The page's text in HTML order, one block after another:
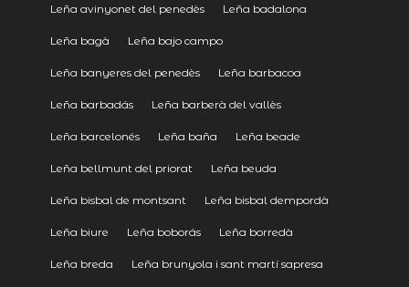
Leña avinyonet del penedès Leña badalona
Leña bagà Leña bajo campo
Leña banyeres del penedès Leña barbacoa
Leña barbadás Leña barberà del vallès
Leña barcelonés Leña baña Leña beade
Leña bellmunt del priorat Leña beuda
Leña bisbal de montsant Leña bisbal dempordà
Leña biure Leña boborás Leña borredà
Leña breda Leña brunyola i sant martí sapresa